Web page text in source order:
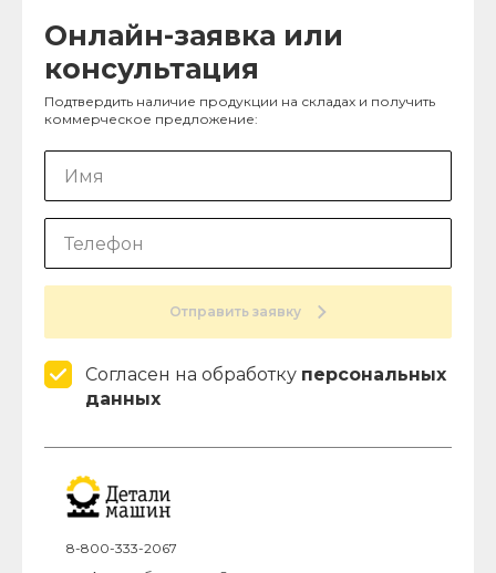
Онлайн-заявка или
консультация
Подтвердить наличие продукции на складах и получить
коммерческое предложение:
Отправить заявку
Согласен на обработку персональных
данных
8-800-333-2067